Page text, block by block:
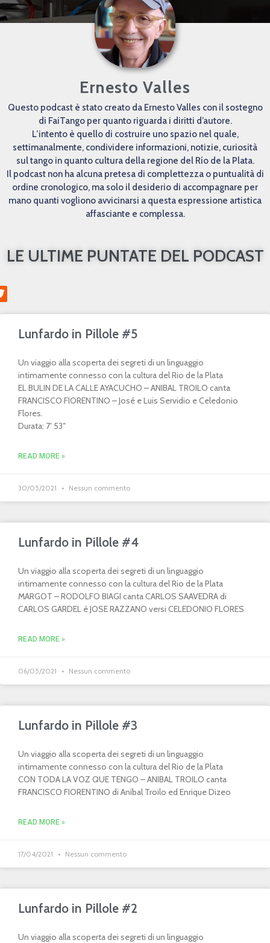
Ernesto Valles
Questo podcast è stato creato da Ernesto Valles con il sostegno
di FaiTango per quanto riguarda i diritti d’autore.
L’intento è quello di costruire uno spazio nel quale,
settimanalmente, condividere informazioni, notizie, curiosità
sul tango in quanto cultura della regione del Río de la Plata.
Il podcast non ha alcuna pretesa di complettezza o puntualità di
ordine cronologico, ma solo il desiderio di accompagnare per
mano quanti vogliono avvicinarsi a questa espressione artistica
affasciante e complessa.
LE ULTIME PUNTATE DEL PODCAST
Lunfardo in Pillole #5
Un viaggio alla scoperta dei segreti di un linguaggio
intimamente connesso con la cultura del Rio de la Plata
EL BULIN DE LA CALLE AYACUCHO – ANIBAL TROILO canta
FRANCISCO FIORENTINO – José e Luis Servidio e Celedonio
Flores.
Durata: 7′ 53″
READ MORE »
30/05/2021 Nessun commento
Lunfardo in Pillole #4
Un viaggio alla scoperta dei segreti di un linguaggio
intimamente connesso con la cultura del Rio de la Plata
MARGOT – RODOLFO BIAGI canta CARLOS SAAVEDRA di
CARLOS GARDEL é JOSE RAZZANO versi CELEDONIO FLORES
READ MORE »
06/05/2021 Nessun commento
Lunfardo in Pillole #3
Un viaggio alla scoperta dei segreti di un linguaggio
intimamente connesso con la cultura del Rio de la Plata
CON TODA LA VOZ QUE TENGO – ANIBAL TROILO canta
FRANCISCO FIORENTINO di Aníbal Troilo ed Enrique Dizeo
READ MORE »
17/04/2021 Nessun commento
Lunfardo in Pillole #2
Un viaggio alla scoperta dei segreti di un linguaggio